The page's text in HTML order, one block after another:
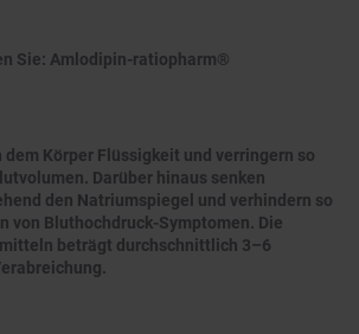
Sie: Amlodipin-ratiopharm®
Körper Flüssigkeit und verringern so
Darüber hinaus senken
den Natriumspiegel und verhindern so
von Bluthochdruck-Symptomen. Die
beträgt durchschnittlich 3–6